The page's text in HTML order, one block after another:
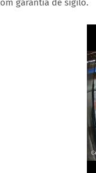
garantia de sigilo.